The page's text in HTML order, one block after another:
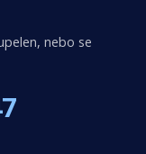
nebo se